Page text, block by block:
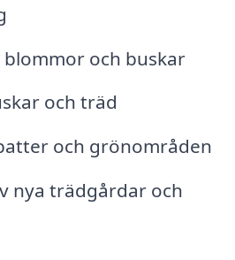
och buskar
och träd
och grönområden
nya trädgårdar och